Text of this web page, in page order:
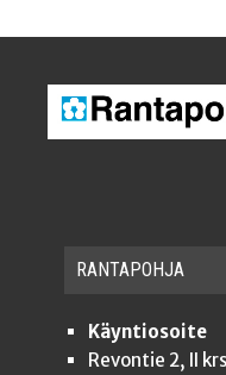
RAN­TA­POH­JA
Käyntiosoite
Revontie 2, II